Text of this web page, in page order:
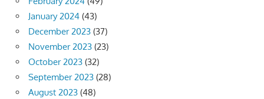
January 2024 (43)
December 2023 (37)
November 2023 (23)
October 2023 (32)
September 2023 (28)
August 2023 (48)